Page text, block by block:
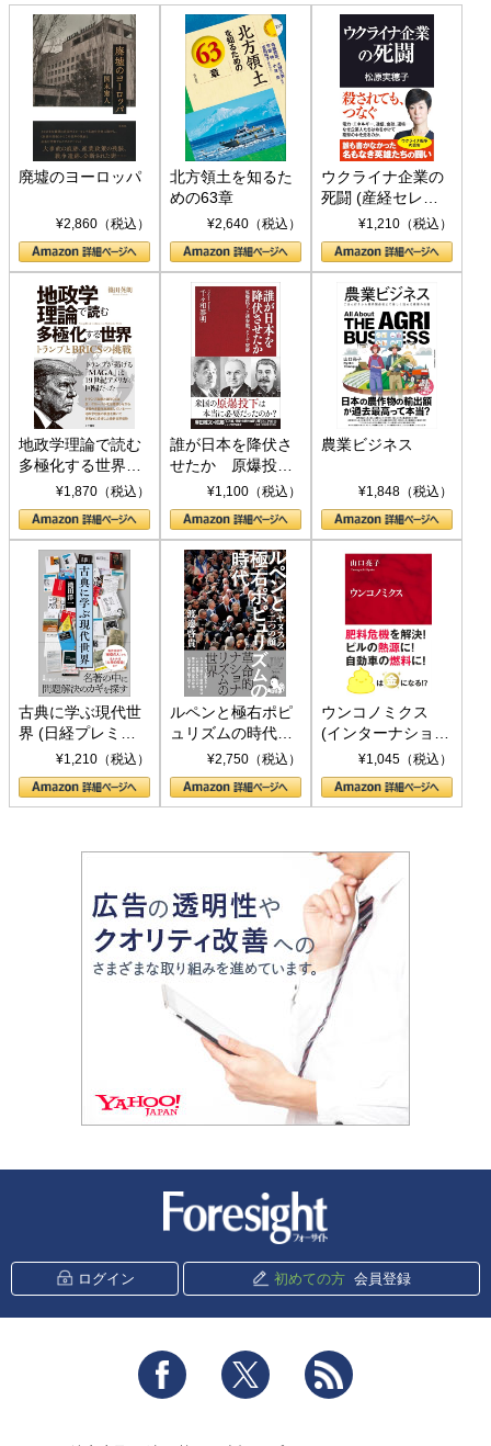
廃墟のヨーロッパ
¥2,860（税込）
北方領土を知るた
めの63章
¥2,640（税込）
ウクライナ企業の
死闘 (産経セレク
ト S 039)¥1,210（税込）
地政学理論で読む
多極化する世界：
トランプとBRICS
の挑戦
¥1,870（税込）
誰が日本を降伏さ
せたか 原爆投
下、ソ連参戦、そ
して聖断 (PHP新
書)
¥1,100（税込）
農業ビジネス
¥1,848（税込）
古典に学ぶ現代世
界 (日経プレミア
シリーズ)¥1,210（税込）
ルペンと極右ポピ
ュリズムの時代：
〈ヤヌス〉の二つ
の顔
¥2,750（税込）
ウンコノミクス
(インターナショナ
ル新書)¥1,045（税込）
ログイン 初めての方 会員登録
Facebook Twitter